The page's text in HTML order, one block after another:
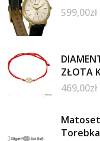
599,00zł
ZŁOTA
469,00zł